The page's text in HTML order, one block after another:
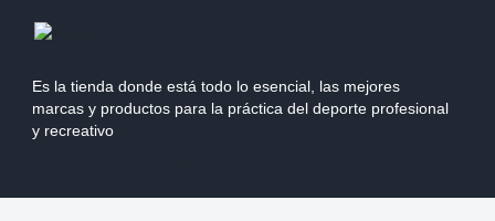
Es la tienda donde está todo lo esencial, las mejores
marcas y productos para la práctica del deporte profesional
y recreativo